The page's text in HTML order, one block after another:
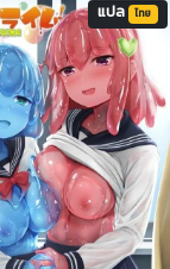
แปล ไทย